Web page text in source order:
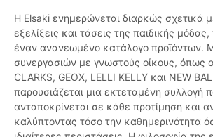
Η Elsaki ενημερώνεται διαρκώς σχετικά
εξελίξεις και τάσεις της παιδικής
έναν ανανεωμένο κατάλογο προϊόντων.
συνεργασιών με γνωστούς οίκους, όπως
CLARKS, GEOX, LELLI KELLY και NEW
παρουσιάζεται μια εκτεταμένη συλλογή
ανταποκρίνεται σε κάθε προτίμηση και
καλύπτοντας τόσο την καθημερινότητα